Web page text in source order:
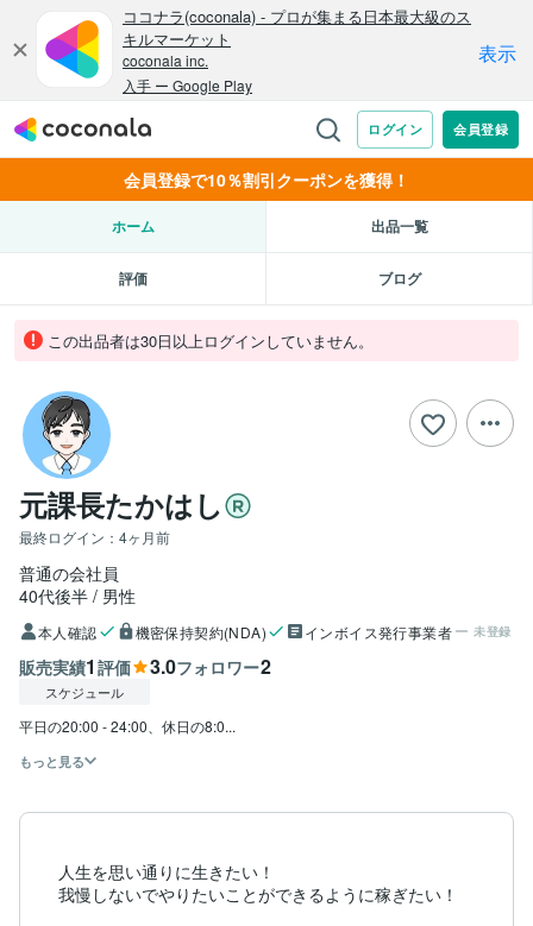
会員登録で10％割引クーポンを獲得！
ホーム 出品一覧
評価 ブログ
この出品者は30日以上ログインしていません。
元課長たかはし
最終ログイン： 4ヶ月前
普通の会社員
40代後半
男性
本人確認 機密保持契約(NDA) インボイス発行事業者 未登録
販売実績1 評価 3.0フォロワー2
スケジュール
平日の20:00 - 24:00、休日の8:0...
もっと見る
人生を思い通りに生きたい！
我慢しないでやりたいことができるように稼ぎたい！